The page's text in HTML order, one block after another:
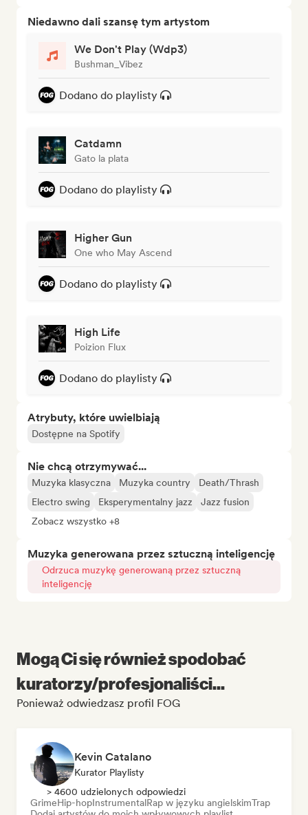
Niedawno dali szansę tym artystom
We Don't Play (Wdp3)
Bushman_Vibez
Dodano do playlisty
Catdamn
Gato la plata
Dodano do playlisty
Higher Gun
One who May Ascend
Dodano do playlisty
High Life
Poizion Flux
Dodano do playlisty
Atrybuty, które uwielbiają
Dostępne na Spotify
Nie chcą otrzymywać...
Muzyka klasyczna Muzyka country
Death/Thrash
Electro swing
Eksperymentalny jazz
Jazz fusion
Zobacz wszystko +8
Muzyka generowana przez sztuczną inteligencję
Odrzuca muzykę generowaną przez sztuczną
inteligencję
Mogą Ci się również spodobać
kuratorzy/profesjonaliści...
Ponieważ odwiedzasz profil FOG
Kevin Catalano
Kurator Playlisty
> 4600 udzielonych odpowiedzi
GrimeHip-hopInstrumentalRap w języku angielskimTrap